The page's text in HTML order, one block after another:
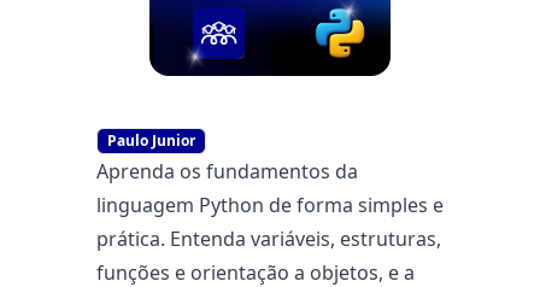
Paulo Junior
Aprenda os fundamentos da
linguagem Python de forma simples e
prática. Entenda variáveis, estruturas,
funções e orientação a objetos, e a